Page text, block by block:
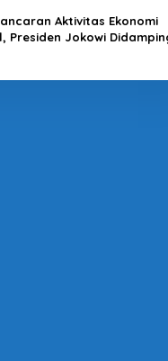
Aktivitas Ekonomi
Presiden Jokowi
Heru Kunjungi Pasar